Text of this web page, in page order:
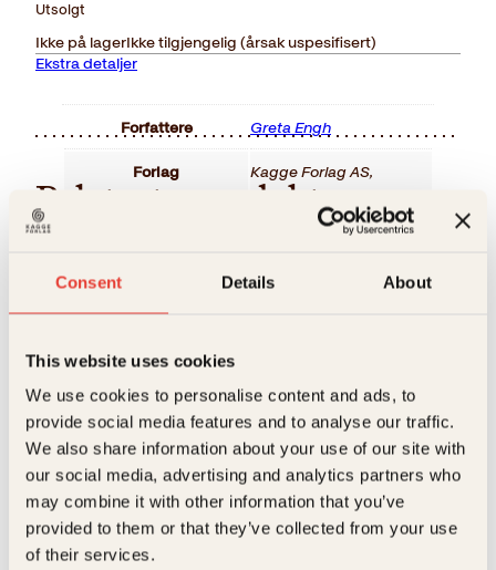
Consent Details About
This website uses cookies
We use cookies to personalise content and ads, to
provide social media features and to analyse our traffic.
We also share information about your use of our site with
our social media, advertising and analytics partners who
may combine it with other information that you’ve
provided to them or that they’ve collected from your use
of their services.
Utsolgt
Ikke på lagerIkke tilgjengelig (årsak uspesifisert)
Ekstra detaljer
Forfattere Greta Engh
Forlag Kagge Forlag AS,
Bokformat Innbundet
Antall sider
Litteraturtype Faglitteratur
Vekt 0.62 kg
Relaterte produkter
Espen Røysamb
Bli lykkeligere
Innbundet
Høysangen